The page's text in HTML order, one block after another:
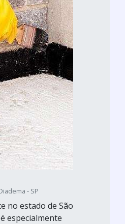
- SP
no estado de São
especialmente